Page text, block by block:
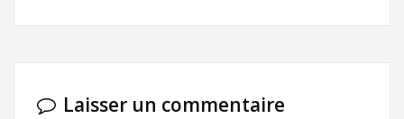
Laisser un commentaire